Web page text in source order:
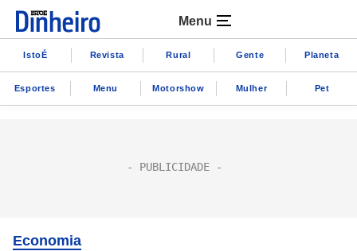
Menu
IstoÉ Revista Rural Gente Planeta
Esportes Menu Motorshow Mulher Pet
Economia